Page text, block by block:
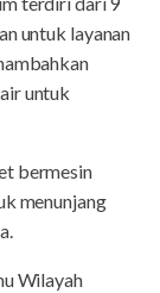
untuk layanan
untuk
bermesin
menunjang
Wilayah